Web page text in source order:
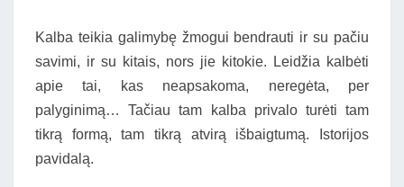
Kalba teikia galimybę žmogui bendrauti ir su pačiu
savimi, ir su kitais, nors jie kitokie. Leidžia kalbėti
apie tai, kas neapsakoma, neregėta, per
palyginimą… Tačiau tam kalba privalo turėti tam
tikrą formą, tam tikrą atvirą išbaigtumą. Istorijos
pavidalą.